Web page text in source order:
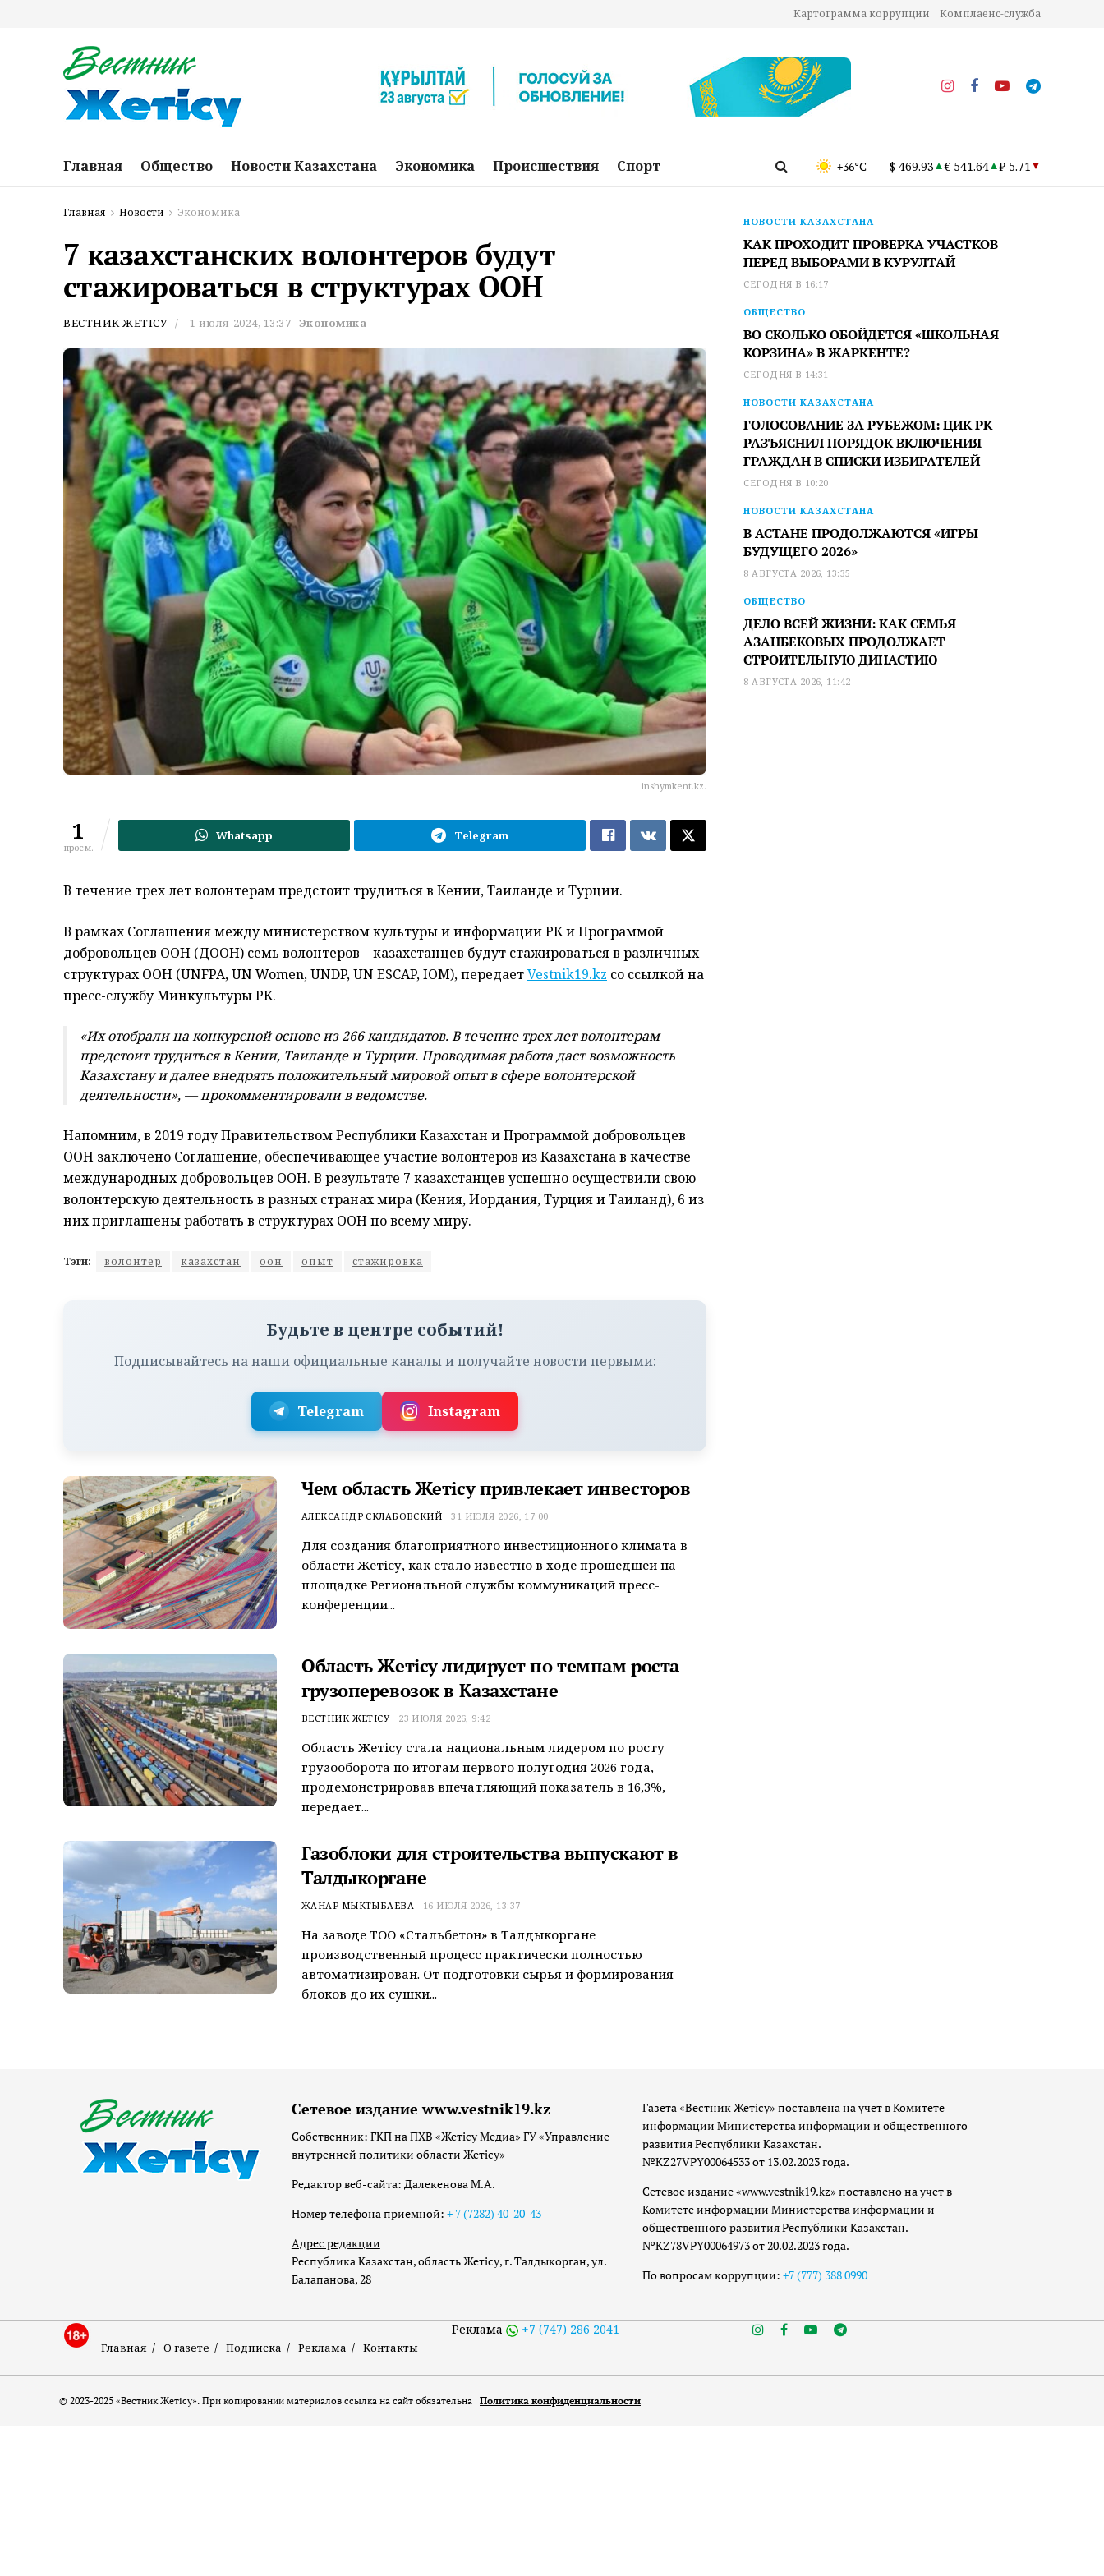
Картограмма коррупции Комплаенс-служба
Главная Общество Новости Казахстана Экономика Происшествия Спорт +36°C $ 469.93 € 541.64 ₽ 5.71
Главная Новости Экономика
7 казахстанских волонтеров будут
стажироваться в структурах ООН
ВЕСТНИК ЖЕТІСУ 1 июля 2024, 13:37 Экономика
inshymkent.kz.
1
просм.
Whatsapp Telegram
В течение трех лет волонтерам предстоит трудиться в Кении, Таиланде и Турции.
В рамках Соглашения между министерством культуры и информации РК и Программой
добровольцев ООН (ДООН) семь волонтеров – казахстанцев будут стажироваться в различных
структурах ООН (UNFPA, UN Women, UNDP, UN ESCAP, IOM), передаетVestnik19.kz со ссылкой на
пресс-службу Минкультуры РК.
«Их отобрали на конкурсной основе из 266 кандидатов. В течение трех лет волонтерам
предстоит трудиться в Кении, Таиланде и Турции.Проводимая работа даст возможность
Казахстану и далее внедрять положительный мировой опыт в сфере волонтерской
деятельности», — прокомментировали в ведомстве.
Напомним, в 2019 году Правительством Республики Казахстан и Программой добровольцев
ООН заключено Соглашение, обеспечивающее участие волонтеров из Казахстана в качестве
международных добровольцев ООН. В результате 7 казахстанцев успешно осуществили свою
волонтерскую деятельность в разных странах мира (Кения, Иордания, Турция и Таиланд), 6 из
них приглашены работать в структурах ООН по всему миру.
Тэги: волонтер казахстан оон опыт стажировка
Будьте в центре событий!
Подписывайтесь на наши официальные каналы и получайте новости первыми:
Telegram Instagram
Чем область Жетісу привлекает инвесторов
АЛЕКСАНДР СКЛАБОВСКИЙ 31 ИЮЛЯ 2026, 17:00
Для создания благоприятного инвестиционного климата в
области Жетісу, как стало известно в ходе прошедшей на
площадке Региональной службы коммуникаций пресс-
конференции...
Область Жетісу лидирует по темпам роста
грузоперевозок в Казахстане
ВЕСТНИК ЖЕТІСУ 23 ИЮЛЯ 2026, 9:42
Область Жетісу стала национальным лидером по росту
грузооборота по итогам первого полугодия 2026 года,
продемонстрировав впечатляющий показатель в 16,3%,
передает...
Газоблоки для строительства выпускают в
Талдыкоргане
ЖАНАР МЫКТЫБАЕВА 16 ИЮЛЯ 2026, 13:37
На заводе ТОО «Стальбетон» в Талдыкоргане
производственный процесс практически полностью
автоматизирован. От подготовки сырья и формирования
блоков до их сушки...
НОВОСТИ КАЗАХСТАНА
КАК ПРОХОДИТ ПРОВЕРКА УЧАСТКОВ
ПЕРЕД ВЫБОРАМИ В КУРУЛТАЙ
СЕГОДНЯ В 16:17
ОБЩЕСТВО
ВО СКОЛЬКО ОБОЙДЕТСЯ «ШКОЛЬНАЯ
КОРЗИНА» В ЖАРКЕНТЕ?
СЕГОДНЯ В 14:31
НОВОСТИ КАЗАХСТАНА
ГОЛОСОВАНИЕ ЗА РУБЕЖОМ: ЦИК РК
РАЗЪЯСНИЛ ПОРЯДОК ВКЛЮЧЕНИЯ
ГРАЖДАН В СПИСКИ ИЗБИРАТЕЛЕЙ
СЕГОДНЯ В 10:20
НОВОСТИ КАЗАХСТАНА
В АСТАНЕ ПРОДОЛЖАЮТСЯ «ИГРЫ
БУДУЩЕГО 2026»
8 АВГУСТА 2026, 13:35
ОБЩЕСТВО
ДЕЛО ВСЕЙ ЖИЗНИ: КАК СЕМЬЯ
АЗАНБЕКОВЫХ ПРОДОЛЖАЕТ
СТРОИТЕЛЬНУЮ ДИНАСТИЮ
8 АВГУСТА 2026, 11:42
Сетевое издание www.vestnik19.kz
Собственник: ГКП на ПХВ «Жетісу Медиа» ГУ «Управление
внутренней политики области Жетісу»
Редактор веб-сайта: Далекенова М.А.
Номер телефона приёмной: + 7 (7282) 40-20-43
Адрес редакции
Республика Казахстан, область Жетісу, г. Талдыкорган, ул.
Балапанова, 28
Газета «Вестник Жетісу» поставлена на учет в Комитете
информации Министерства информации и общественного
развития Республики Казахстан.
№KZ27VPY00064533 от 13.02.2023 года.
Сетевое издание «www.vestnik19.kz» поставлено на учет в
Комитете информации Министерства информации и
общественного развития Республики Казахстан.
№KZ78VPY00064973 от 20.02.2023 года.
По вопросам коррупции: +7 (777) 388 0990
Главная О газете Подписка Реклама Контакты
Реклама +7 (747) 286 2041
© 2023-2025 «Вестник Жетісу». При копировании материалов ссылка на сайт обязательна | Политика конфиденциальности